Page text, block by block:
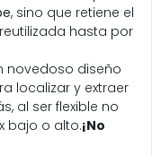
, sino que retiene el
hasta por
novedoso diseño
localizar y extraer
al ser flexible no
bajo o alto.¡No